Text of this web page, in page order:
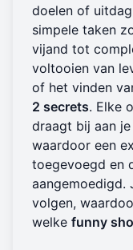
doelen of
simpele taken
vijand tot
voltooien van
of het vinden
2 secrets. Elke
draagt bij aan
waardoor een
toegevoegd en
aangemoedigd.
volgen,
welke funny